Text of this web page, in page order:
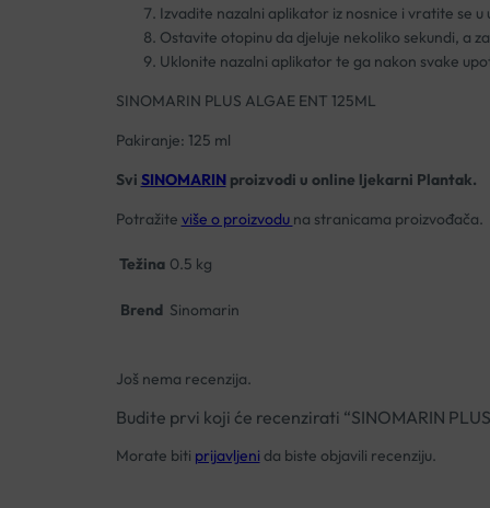
Izvadite nazalni aplikator iz nosnice i vratite se u
Ostavite otopinu da djeluje nekoliko sekundi, a
Uklonite nazalni aplikator te ga nakon svake
SINOMARIN PLUS ALGAE ENT 125ML
Pakiranje: 125 ml
Svi SINOMARINproizvodi u online ljekarni Plantak.
Potražite više o proizvodu na stranicama proizvođača.
Težina 0.5 kg
Brend Sinomarin
Još nema recenzija.
Budite prvi koji će recenzirati “SINOMARIN
Morate biti prijavljeni da biste objavili recenziju.